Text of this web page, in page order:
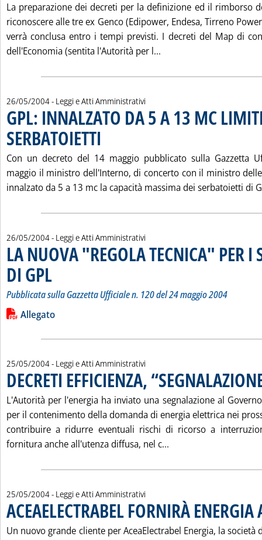
La preparazione dei decreti per la definizione ed il rimborso
riconoscere alle tre ex Genco (Edipower, Endesa, Tirreno
verrà conclusa entro i tempi previsti. I decreti del Map di
dell'Economia (sentita l'Autorità per l...
26/05/2004- Leggi e Atti Amministrativi
GPL: INNALZATO DA 5 A 13 MC
SERBATOIETTI
Con un decreto del 14 maggio pubblicato sulla Gazzetta
maggio il ministro dell'Interno, di concerto con il ministro
innalzato da 5 a 13 mc la capacità massima dei serbatoietti di
26/05/2004- Leggi e Atti Amministrativi
LA NUOVA "REGOLA TECNICA" PER I
DI GPL
Pubblicata sulla Gazzetta Ufficiale n. 120 del 24 maggio 2004
Leggi tutta la notizia: 'LA NUOVA "REGOLA TECNICA" PER I
Lista allegati PDF alla notizia
Allegato
25/05/2004- Leggi e Atti Amministrativi
DECRETI EFFICIENZA,
L'Autorità per l'energia ha inviato una segnalazione al
per il contenimento della domanda di energia elettrica nei
contribuire a ridurre eventuali rischi di ricorso a
fornitura anche all'utenza diffusa, nel c...
25/05/2004- Leggi e Atti Amministrativi
ACEAELECTRABEL FORNIRÀ ENERGIA
Un nuovo grande cliente per AceaElectrabel Energia, la società